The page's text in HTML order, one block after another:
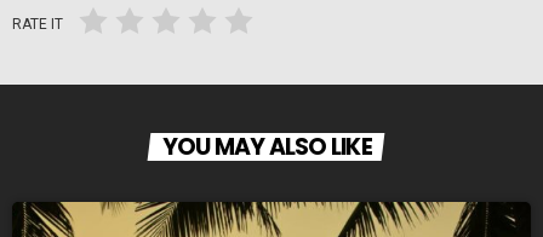
RATE IT
YOU MAY ALSO LIKE